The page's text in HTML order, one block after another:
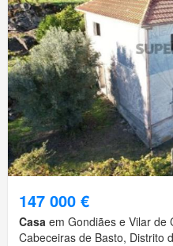
147 000 €
Casa em Gondiães e Vilar de
Cabeceiras de Basto, Distrito